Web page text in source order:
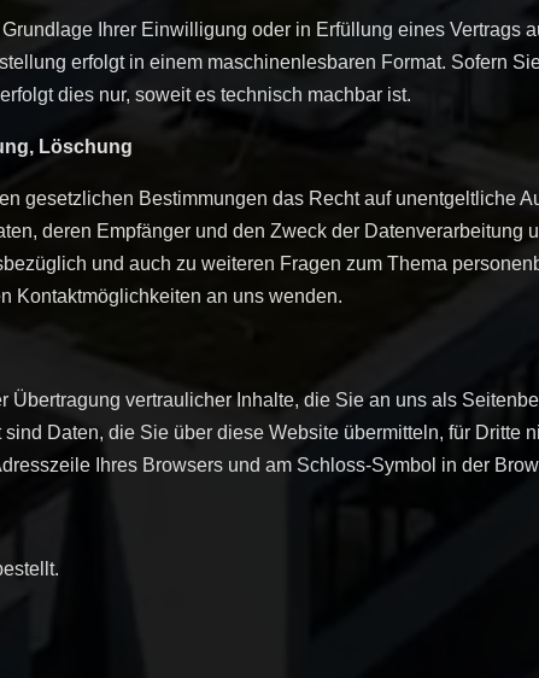
Ihrer Einwilligung oder in Erfüllung eines Vertrags
erfolgt in einem maschinenlesbaren Format. Sofern
dies nur, soweit es technisch machbar ist.
Löschung
gesetzlichen Bestimmungen das Recht auf unentgeltliche
deren Empfänger und den Zweck der Datenverarbeitung
und auch zu weiteren Fragen zum Thema
Kontaktmöglichkeiten an uns wenden.
Übertragung vertraulicher Inhalte, die Sie an uns als
Daten, die Sie über diese Website übermitteln, für Dritte
Ihres Browsers und am Schloss-Symbol in der